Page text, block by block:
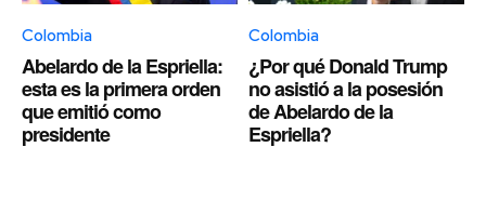
Colombia
Abelardo de la Espriella:
esta es la primera orden
que emitió como
presidente
Colombia
¿Por qué Donald Trump
no asistió a la posesión
de Abelardo de la
Espriella?